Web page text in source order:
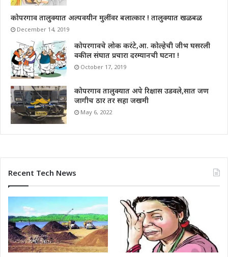
कोपरगाव तालुक्यात अल्पवयीन मुलींवर बलात्कार ! तालुक्यात खळबळ
December 14, 2019
कोपरगावचे लोक करंटे,आ. कोल्हेची जीभ घसरली
वकील संघात प्रचारा दरम्यानची घटना !
October 17, 2019
कोपरगाव तालुक्यात अपे रिक्षास उडवले,सात जण
जागीच ठार तर सहा जखमी
May 6, 2022
Recent Tech News